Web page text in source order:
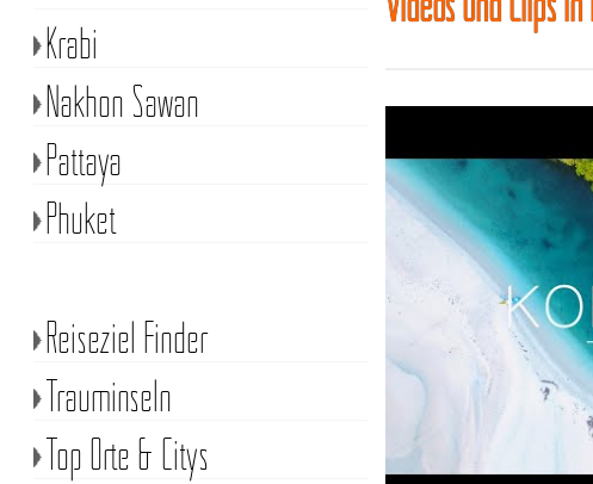
Krabi
Nakhon Sawan
Pattaya
Phuket
Reiseziel Finder
Trauminseln
Top Orte & Citys